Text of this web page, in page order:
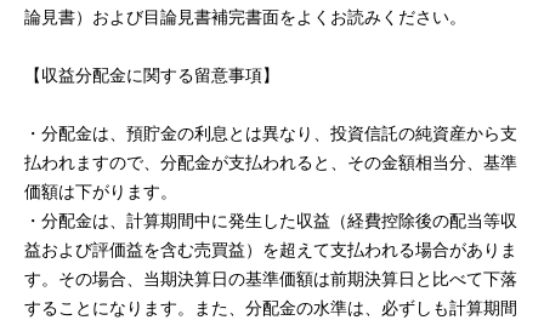
論見書）および目論見書補完書面をよくお読みください。
【収益分配金に関する留意事項】
・分配金は、預貯金の利息とは異なり、投資信託の純資産から支
払われますので、分配金が支払われると、その金額相当分、基準
価額は下がります。
・分配金は、計算期間中に発生した収益（経費控除後の配当等収
益および評価益を含む売買益）を超えて支払われる場合がありま
す。その場合、当期決算日の基準価額は前期決算日と比べて下落
することになります。また、分配金の水準は、必ずしも計算期間